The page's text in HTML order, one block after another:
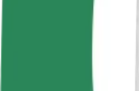
คำถามที่พบบ่อย
สมัครเป็นคนขับ